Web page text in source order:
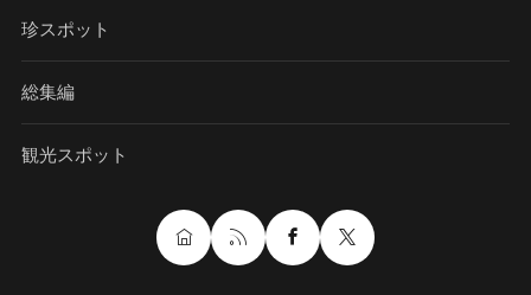
珍スポット
総集編
観光スポット